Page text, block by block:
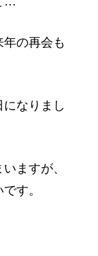
年の再会も
なりまし
ますが、
す。